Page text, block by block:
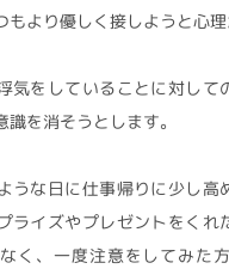
もより優しく接しようと心理
気をしていることに対して
を消そうとします。
うな日に仕事帰りに少し高
ライズやプレゼントをくれ
く、一度注意をしてみた